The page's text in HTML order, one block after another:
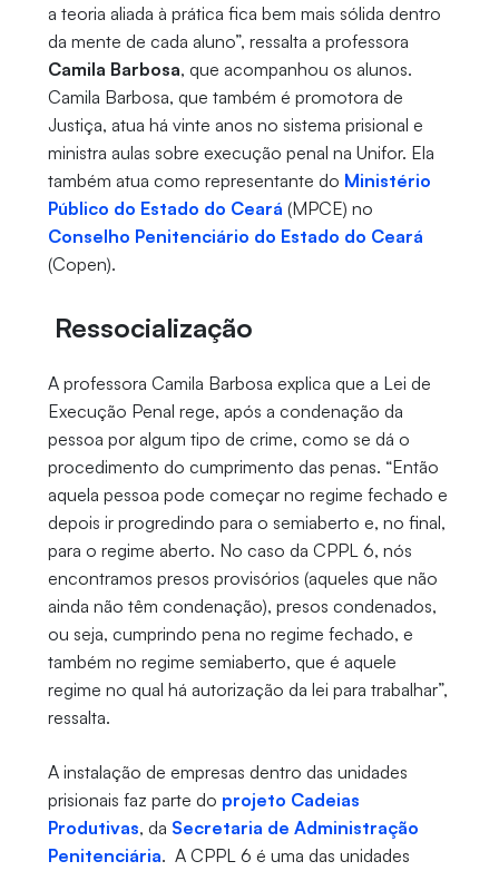
a teoria aliada à prática fica bem mais sólida dentro
da mente de cada aluno”, ressalta a professora
Camila Barbosa, que acompanhou os alunos.
Camila Barbosa, que também é promotora de
Justiça, atua há vinte anos no sistema prisional e
ministra aulas sobre execução penal na Unifor. Ela
também atua como representante do Ministério
Público do Estado do Ceará (MPCE) no
Conselho Penitenciário do Estado do Ceará
(Copen).
Ressocialização
A professora Camila Barbosa explica que a Lei de
Execução Penal rege, após a condenação da
pessoa por algum tipo de crime, como se dá o
procedimento do cumprimento das penas. “Então
aquela pessoa pode começar no regime fechado e
depois ir progredindo para o semiaberto e, no final,
para o regime aberto. No caso da CPPL 6, nós
encontramos presos provisórios (aqueles que não
ainda não têm condenação), presos condenados,
ou seja, cumprindo pena no regime fechado, e
também no regime semiaberto, que é aquele
regime no qual há autorização da lei para trabalhar”,
ressalta.
A instalação de empresas dentro das unidades
prisionais faz parte do projeto Cadeias
Produtivas, da Secretaria de Administração
Penitenciária. A CPPL 6 é uma das unidades